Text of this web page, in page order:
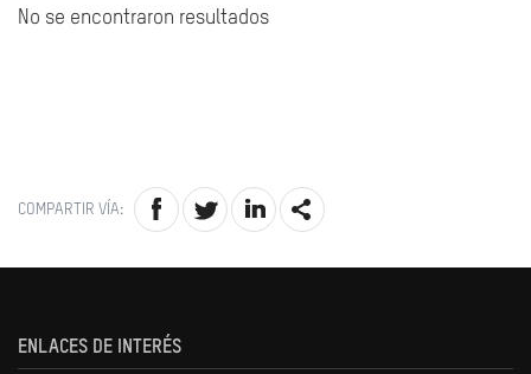
No se encontraron resultados
COMPARTIR VÍA:
ENLACES DE INTERÉS